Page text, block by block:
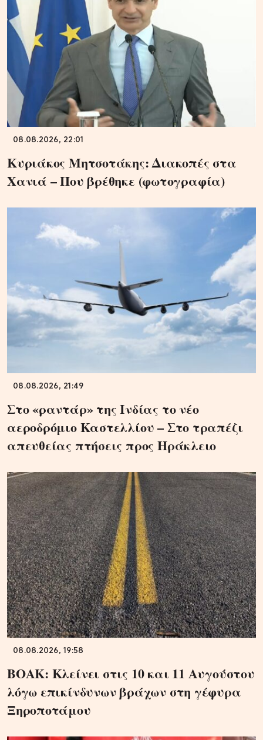
08.08.2026, 22:01
Κυριάκος Μητσοτάκης: Διακοπές στα
Χανιά – Που βρέθηκε (φωτογραφία)
08.08.2026, 21:49
Στο «ραντάρ» της Ινδίας το νέο
αεροδρόμιο Καστελλίου – Στο τραπέζι
απευθείας πτήσεις προς Ηράκλειο
08.08.2026, 19:58
ΒΟΑΚ: Κλείνει στις 10 και 11 Αυγούστου
λόγω επικίνδυνων βράχων στη γέφυρα
Ξηροποτάμου